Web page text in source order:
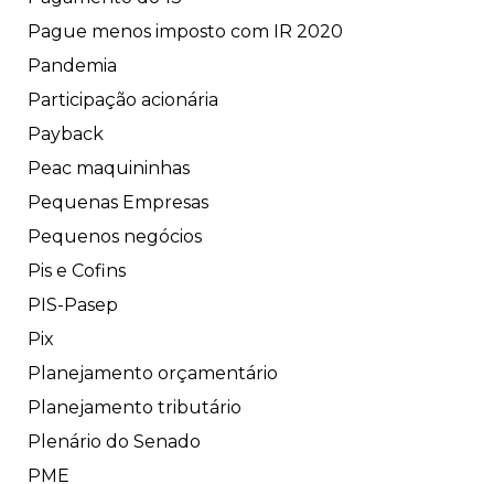
Pague menos imposto com IR 2020
Pandemia
Participação acionária
Payback
Peac maquininhas
Pequenas Empresas
Pequenos negócios
Pis e Cofins
PIS-Pasep
Pix
Planejamento orçamentário
Planejamento tributário
Plenário do Senado
PME